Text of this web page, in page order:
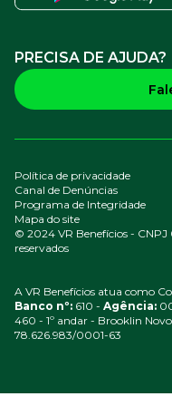
PRECISA DE AJUDA?
© 2024 VR Benefícios - CNPJ
reservados
Política de privacidade
Canal de Denúncias
Programa de Integridade
Mapa do site
A VR Benefícios atua como
Banco nº: 610 - Agência:
460 - 1º andar - Brooklin
78.626.983/0001-63